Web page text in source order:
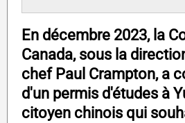
En décembre 2023, la
Canada, sous la
chef Paul Crampton, a
d'un permis d'études à
citoyen chinois qui